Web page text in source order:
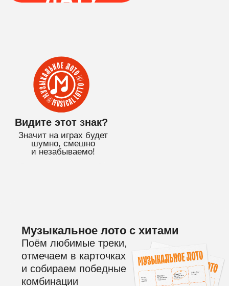
и незабываемо!
Музыкальное лото с хитами
Поём любимые треки,
отмечаем в карточках
и собираем победные
комбинации
Дарим бутылку вина!
Всем именинникам в подарок
красное полусладкое
и сертификат на бесплатную